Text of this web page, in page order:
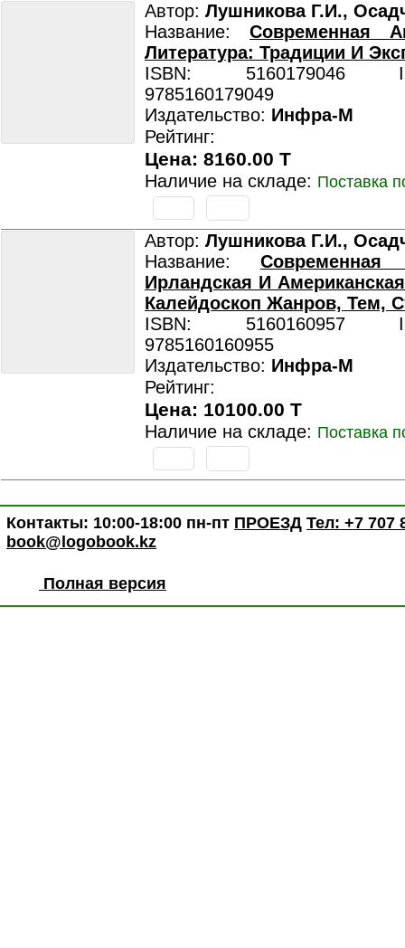
Автор: Лушникова Г.И.,
Название: Современная
Литература: Традиции И
ISBN: 5160179046
9785160179049
Издательство: Инфра-М
Рейтинг:
Цена: 8160.00 T
Наличие на складе: Поставка
Автор: Лушникова Г.И.,
Название: Современная
Ирландская И
Калейдоскоп Жанров, Тем,
ISBN: 5160160957
9785160160955
Издательство: Инфра-М
Рейтинг:
Цена: 10100.00 T
Наличие на складе: Поставка
Контакты: 10:00-18:00 пн-пт ПРОЕЗД Тел: +7 707
book@logobook.kz
Полная версия